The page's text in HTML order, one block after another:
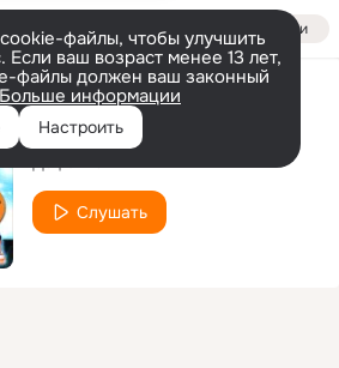
Войти
файлы, чтобы улучшить
Если ваш возраст менее 13 лет,
файлы должен ваш законный
Больше информации
Настроить
Николай
Слушать